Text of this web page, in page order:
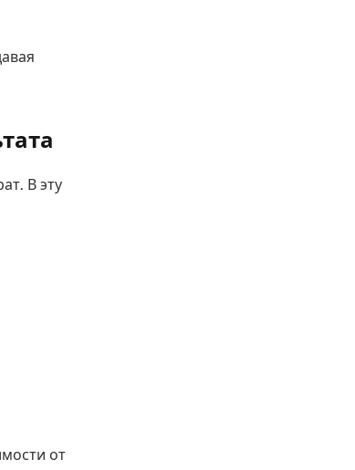
В эту
от